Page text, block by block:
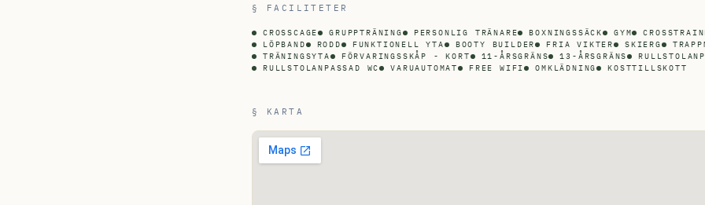
§ FACILITETER
CROSSCAGE GRUPPTRÄNING PERSONLIG TRÄNARE BOXNINGSSÄCK GYM
LÖPBAND
RODD FUNKTIONELL YTA BOOTY BUILDER FRIA VIKTER SKIERG
TRÄNINGSYTA
FÖRVARINGSSKÅP - KORT 11-ÅRSGRÄNS 13-ÅRSGRÄNS
RULLSTOLANPASSAD WC
VARUAUTOMAT FREE WIFI OMKLÄDNING KOSTTILLSKOTT
§ KARTA